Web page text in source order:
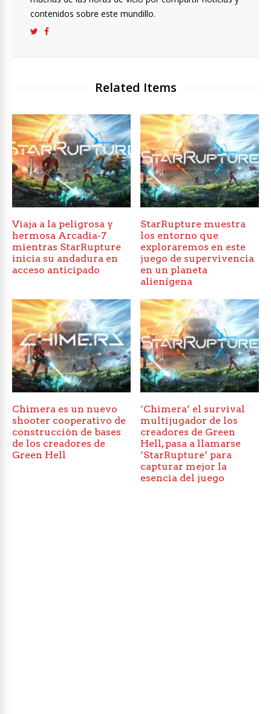
contenidos sobre este mundillo.
Related Items
Viaja a la peligrosa y
hermosa Arcadia-7
mientras StarRupture
inicia su andadura en
acceso anticipado
StarRupture muestra
los entorno que
exploraremos en este
juego de supervivencia
en un planeta
alienígena
Chimera es un nuevo
shooter cooperativo de
construcción de bases
de los creadores de
Green Hell
‘Chimera’ el survival
multijugador de los
creadores de Green
Hell, pasa a llamarse
‘StarRupture’ para
capturar mejor la
esencia del juego